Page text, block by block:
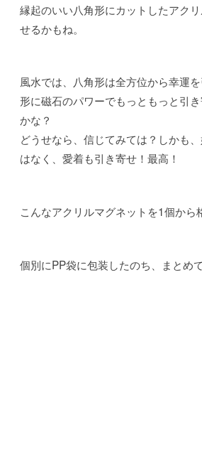
縁起のいい八角形にカットしたアク
せるかもね。
風水では、八角形は全方位から幸運
形に磁石のパワーでもっともっと引
かな？
どうせなら、信じてみては？しかも
はなく、愛着も引き寄せ！最高！
こんなアクリルマグネットを1個から
個別にPP袋に包装したのち、まとめ